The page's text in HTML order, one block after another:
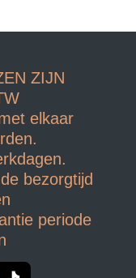
ZIJN
elkaar
bezorgtijd
periode